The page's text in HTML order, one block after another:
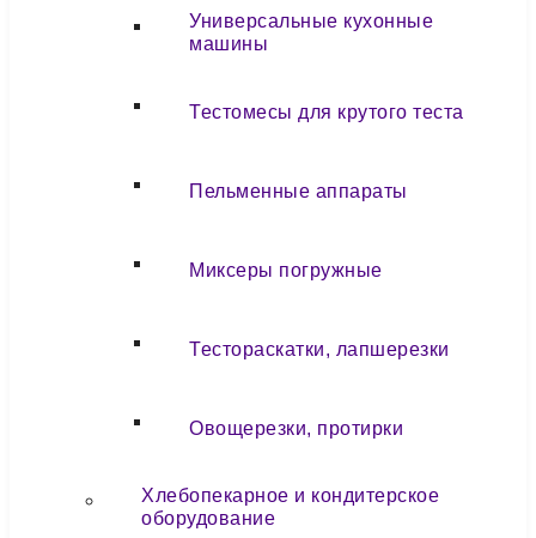
Универсальные кухонные
машины
Тестомесы для крутого теста
Пельменные аппараты
Миксеры погружные
Тестораскатки, лапшерезки
Овощерезки, протирки
Хлебопекарное и кондитерское
оборудование